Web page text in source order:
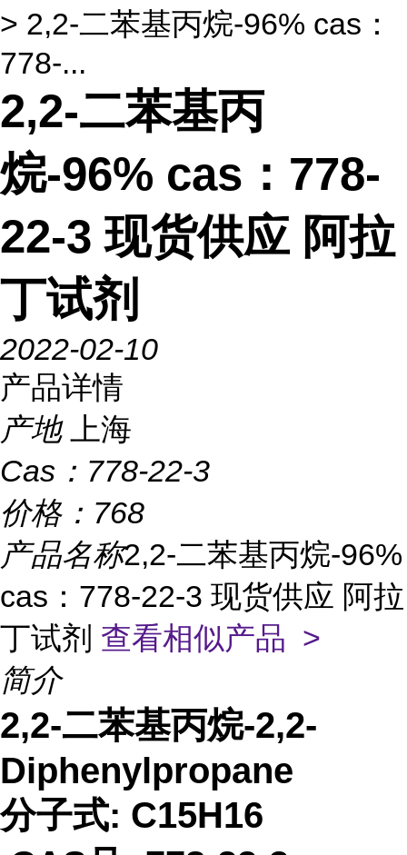
> 2,2-二苯基丙烷-96% cas：
778-...
2,2-二苯基丙
烷-96% cas：778-
22-3 现货供应 阿拉
丁试剂
2022-02-10
产品详情
产地
上海
Cas： 778-22-3
价格： 768
产品名称2,2-二苯基丙烷-96%
cas：778-22-3 现货供应 阿拉
丁试剂 查看相似产品 >
简介
2,2-二苯基丙烷-2,2-
Diphenylpropane
分子式: C15H16